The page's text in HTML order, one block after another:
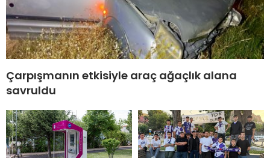
Çarpışmanın etkisiyle araç ağaçlık alana
savruldu